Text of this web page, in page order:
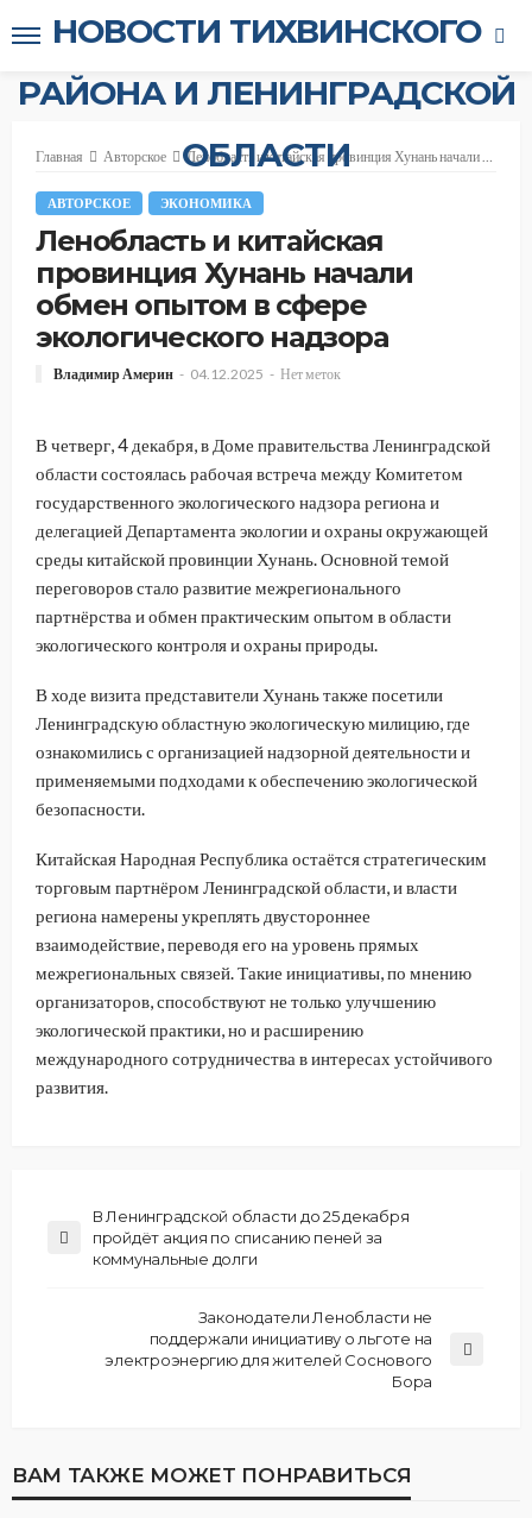
НОВОСТИ ТИХВИНСКОГО
РАЙОНА И ЛЕНИНГРАДСКОЙ
ОБЛАСТИ
Главная Авторское Ленобласть и китайская провинция Хунань начали обмен опытом в сфере экологического надзора
АВТОРСКОЕ ЭКОНОМИКА
Ленобласть и китайская
провинция Хунань начали
обмен опытом в сфере
экологического надзора
Владимир Америн 04.12.2025 Нет меток
В четверг, 4 декабря, в Доме правительства Ленинградской
области состоялась рабочая встреча между Комитетом
государственного экологического надзора региона и
делегацией Департамента экологии и охраны окружающей
среды китайской провинции Хунань. Основной темой
переговоров стало развитие межрегионального
партнёрства и обмен практическим опытом в области
экологического контроля и охраны природы.
В ходе визита представители Хунань также посетили
Ленинградскую областную экологическую милицию, где
ознакомились с организацией надзорной деятельности и
применяемыми подходами к обеспечению экологической
безопасности.
Китайская Народная Республика остаётся стратегическим
торговым партнёром Ленинградской области, и власти
региона намерены укреплять двустороннее
взаимодействие, переводя его на уровень прямых
межрегиональных связей. Такие инициативы, по мнению
организаторов, способствуют не только улучшению
экологической практики, но и расширению
международного сотрудничества в интересах устойчивого
развития.
В Ленинградской области до 25 декабря
пройдёт акция по списанию пеней за
коммунальные долги
Законодатели Ленобласти не
поддержали инициативу о льготе на
электроэнергию для жителей Соснового
Бора
ВАМ ТАКЖЕ МОЖЕТ ПОНРАВИТЬСЯ
АВТОРСКОЕ ОБЩЕСТВО ЭКОНОМИКА